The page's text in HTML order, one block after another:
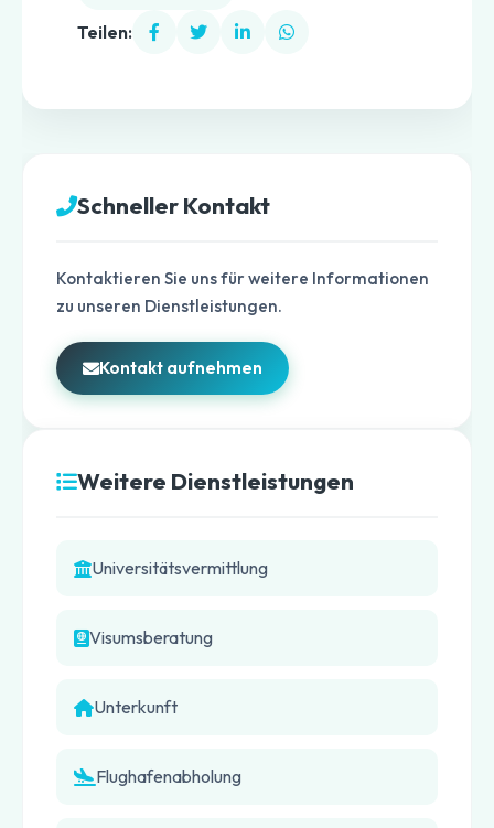
Teilen:
Schneller Kontakt
Kontaktieren Sie uns für weitere Informationen
zu unseren Dienstleistungen.
Kontakt aufnehmen
Weitere Dienstleistungen
Universitätsvermittlung
Visumsberatung
Unterkunft
Flughafenabholung